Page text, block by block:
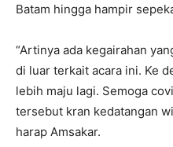
Batam hingga hampir
“Artinya ada kegairahan
di luar terkait acara ini. Ke
lebih maju lagi. Semoga
tersebut kran kedatangan
harap Amsakar.